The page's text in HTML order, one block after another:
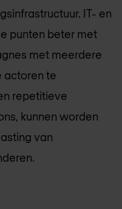
IT- en
punten beter met
met meerdere
actoren te
repetitieve
kunnen worden
van